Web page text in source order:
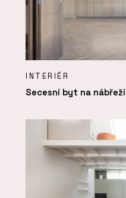
INTERIÉR
Secesní byt na nábřeží